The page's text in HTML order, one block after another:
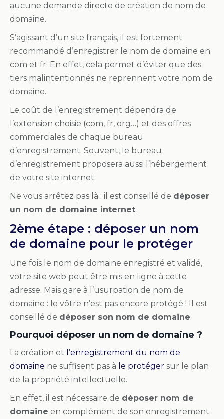
aucune demande directe de création de nom de
domaine.
S’agissant d’un site français, il est fortement
recommandé d’enregistrer le nom de domaine en
com et fr. En effet, cela permet d’éviter que des
tiers malintentionnés ne reprennent votre nom de
domaine.
Le coût de l’enregistrement dépendra de
l’extension choisie (com, fr, org…) et des offres
commerciales de chaque bureau
d’enregistrement. Souvent, le bureau
d’enregistrement proposera aussi l’hébergement
de votre site internet.
Ne vous arrêtez pas là : il est conseillé de déposer
un nom de domaine internet.
2ème étape : déposer un nom
de domaine pour le protéger
Une fois le nom de domaine enregistré et validé,
votre site web peut être mis en ligne à cette
adresse. Mais gare à l’usurpation de nom de
domaine : le vôtre n’est pas encore protégé ! Il est
conseillé de déposer son nom de domaine.
Pourquoi déposer un nom de domaine ?
La création et l’enregistrement du nom de
domaine ne suffisent pas à le protéger sur le plan
de la propriété intellectuelle.
En effet, il est nécessaire de déposer nom de
domaine en complément de son enregistrement.